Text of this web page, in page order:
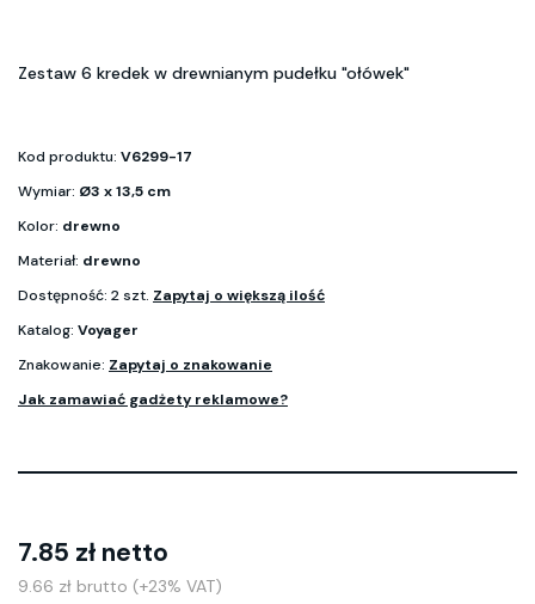
Zestaw 6 kredek w drewnianym pudełku "ołówek"
Kod produktu: V6299-17
Wymiar: Ø3 x 13,5 cm
Kolor: drewno
Materiał: drewno
Dostępność: 2 szt. Zapytaj o większą ilość
Katalog: Voyager
Znakowanie: Zapytaj o znakowanie
Jak zamawiać gadżety reklamowe?
7.85 zł netto
9.66 zł brutto (+23% VAT)